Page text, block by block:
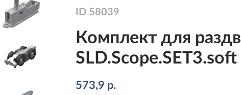
ID 58039
Комплект для
573,9 р.